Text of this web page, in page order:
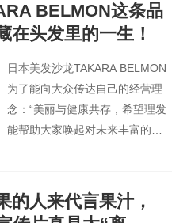
BELMON这条品
在头发里的一生！
日本美发沙龙TAKARA BELMON
为了能向大众传达自己的经营理
念：“美丽与健康共存，希望理发
能帮助大家唤起对未来丰富的想
中有一支定格动画格外引人瞩
目，以头发幻化的娃娃为主角，
的人来代言果汁，